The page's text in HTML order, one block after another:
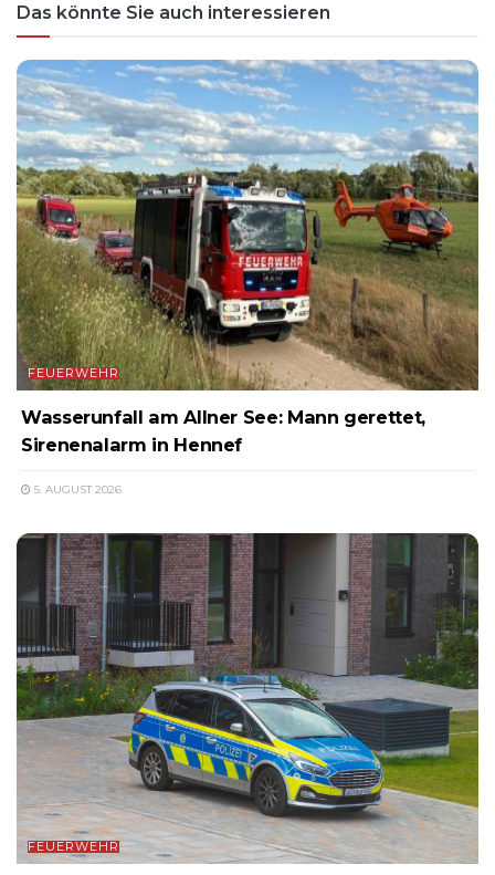
Das könnte Sie auch interessieren
FEUERWEHR
Wasserunfall am Allner See: Mann gerettet,
Sirenenalarm in Hennef
5. AUGUST 2026
FEUERWEHR